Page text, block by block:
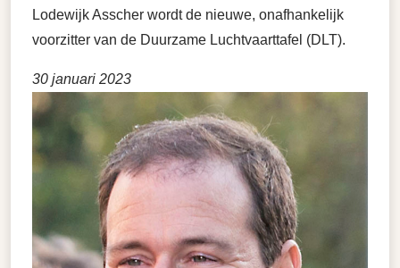
Lodewijk Asscher wordt de nieuwe, onafhankelijk
voorzitter van de Duurzame Luchtvaarttafel (DLT).
30 januari 2023